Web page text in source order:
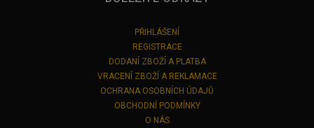
PŘIHLÁŠENÍ
REGISTRACE
DODANÍ ZBOŽÍ A PLATBA
VRACENÍ ZBOŽÍ A REKLAMACE
OCHRANA OSOBNÍCH ÚDAJŮ
OBCHODNÍ PODMÍNKY
O NÁS